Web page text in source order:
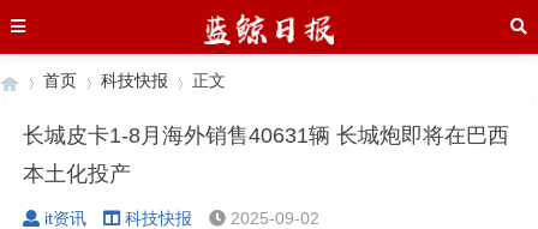
›
首页
›
科技快报 正文
长城皮卡1-8月海外销售40631辆 长城炮即将在巴西
本土化投产
it资讯 科技快报 2025-09-02